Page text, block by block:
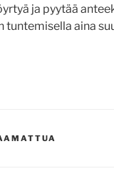
ja pyytää
tuntemisella aina